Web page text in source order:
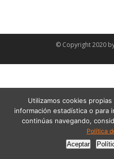
© Copyright 2020
Utilizamos cookies
información estadística o para
continúas navegando,
Política
Aceptar